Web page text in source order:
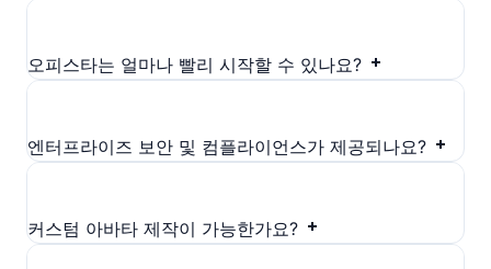
오피스타는 얼마나 빨리 시작할 수 있나요?
엔터프라이즈 보안 및 컴플라이언스가 제공되나요?
커스텀 아바타 제작이 가능한가요?